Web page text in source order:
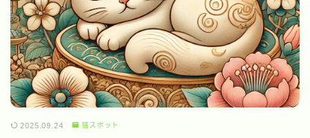
2025.09.24 猫スポット